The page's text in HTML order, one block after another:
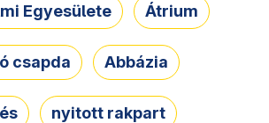
Egyesülete Átrium
csapda Abbázia
nyitott rakpart